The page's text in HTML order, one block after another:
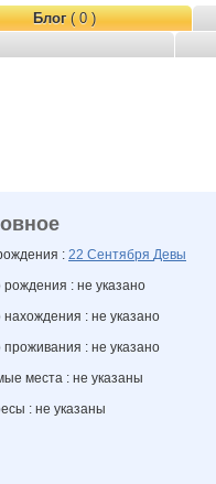
Блог( 0 )
: 22 Сентября Девы
рождения : не указано
нахождения : не указано
проживания : не указано
места : не указаны
: не указаны